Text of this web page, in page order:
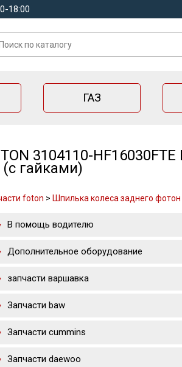
18:00
ГАЗ
3104110-
гайками)
foton > Шпилька колеса заднего
В помощь водителю
Дополнительное оборудование
запчасти варшавка
Запчасти baw
Запчасти cummins
Запчасти daewoo